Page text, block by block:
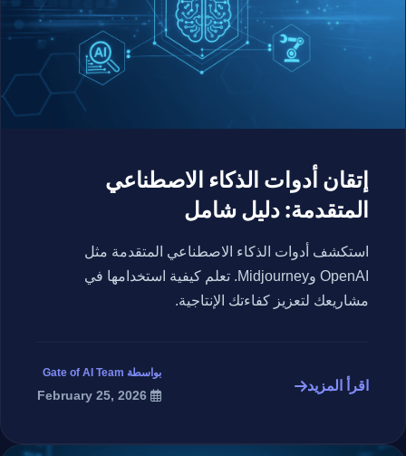
إتقان أدوات الذكاء الاصطناعي
المتقدمة: دليل شامل
استكشف أدوات الذكاء الاصطناعي المتقدمة مثل
OpenAI وMidjourney. تعلم كيفية استخدامها في
مشاريعك لتعزيز كفاءتك الإنتاجية.
اقرأ المزيد
بواسطة Gate of AI Team
February 25, 2026